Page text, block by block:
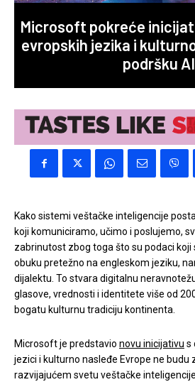
Microsoft pokreće
evropskih jezika i
podršku AI
Kako sistemi veštačke inteligencije
koji komuniciramo, učimo i poslujemo,
zabrinutost zbog toga što su podaci koji
obuku pretežno na engleskom jeziku,
dijalektu. To stvara digitalnu
glasove, vrednosti i identitete više od
bogatu kulturnu tradiciju kontinenta.
Microsoft je predstavio novu inicijativu s
jezici i kulturno nasleđe Evrope ne budu
razvijajućem svetu veštačke